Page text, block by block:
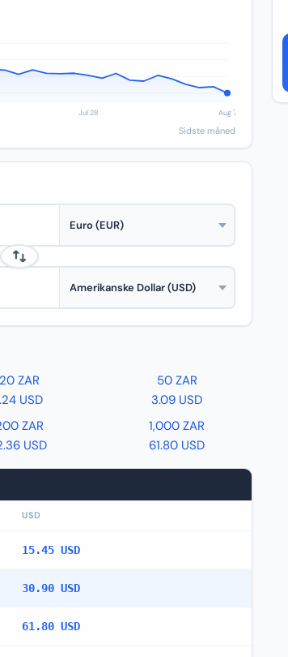
Sidste måned
20 ZAR
USD
50 ZAR
3.09 USD
ZAR
USD
1,000 ZAR
61.80 USD
USD
15.45 USD
30.90 USD
61.80 USD